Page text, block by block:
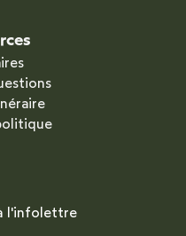
l'infolettre